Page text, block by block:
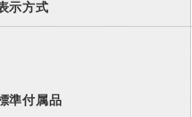
示方式
準付属品